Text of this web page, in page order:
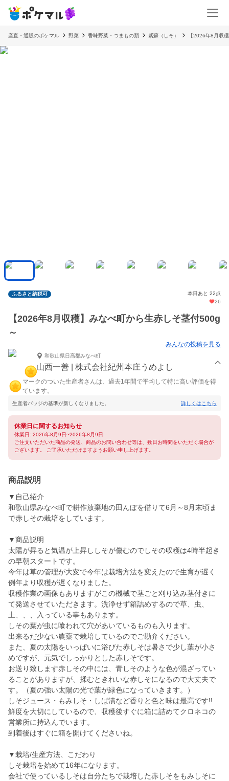
産直・通販のポケマル 野菜 香味野菜・つまもの類 紫蘇（しそ） 【2026年8月収
ふるさと納税可
本日あと 22点
26
【2026年8月収穫】みなべ町から生赤しそ茎付500g
～
みんなの投稿を見る
和歌山県日高郡みなべ町
山西一善 | 株式会社紀州本庄うめよし
マークのついた生産者さんは、過去1年間で平均して特に高い評価を得
ています。
生産者バッジの基準が新しくなりました。 詳しくはこちら
休業日に関するお知らせ
休業日: 2026年8月9日~2026年8月9日
ご注文いただいた商品の発送、商品のお問い合わせ等は、数日お時間をいただく場合が
ございます。 ご了承いただけますようお願い申し上げます。
商品説明
▼自己紹介
和歌山県みなべ町で耕作放棄地の田んぼを借りて6月～8月末頃ま
で赤しその栽培をしています。
▼商品説明
太陽が昇ると気温が上昇ししそが傷むのでしその収穫は4時半起き
の早朝スタートです。
今年は草の管理が大変で今年は栽培方法を変えたので生育が遅く
例年より収穫が遅くなりました。
収穫作業の画像もありますがこの機械で茎ごと刈り込み茎付きに
て発送させていただきます。洗浄せず箱詰めするので草、虫、
土、、、入っている事もあります。
しその葉が虫に喰われて穴があいているものも入ります。
出来るだ少ない農薬で栽培しているのでご勘弁ください。
また、夏の太陽をいっぱいに浴びた赤しそは暑さで少し葉が小さ
めですが、元気でしっかりとした赤しそです。
お送り致します赤しその中には、青しそのような色が混ざってい
ることがありますが、揉むときれいな赤しそになるので大丈夫で
す。（夏の強い太陽の光で葉が緑色になっていきます。）
しそジュース・もみしそ・しば漬など香りと色と味は最高です!!
鮮度を大切にしているので、収穫後すぐに箱に詰めてクロネコの
営業所に持込んでいます。
到着後はすぐに箱を開けてくださいね。
▼栽培/生産方法、こだわり
しそ栽培を始めて16年になります。
会社で使っているしそは自分たちで栽培した赤しそをもみしそに